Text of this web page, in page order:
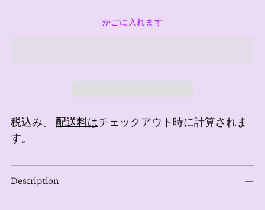
かごに入れます
税込み。 配送料はチェックアウト時に計算されま
す。
商
品
Description